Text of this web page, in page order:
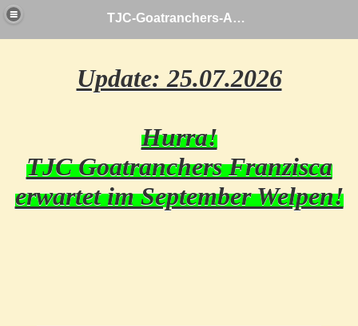
TJC-Goatranchers-Aussies
Update: 25.07.2026
Hurra!
TJC Goatranchers Franzisca
erwartet im September Welpen!